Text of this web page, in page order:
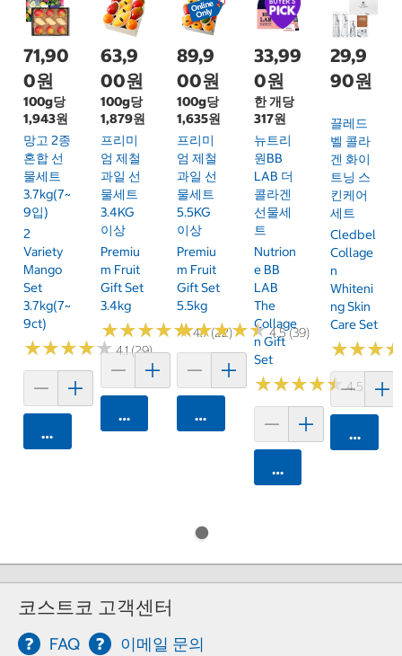
71,90
0원
100g당
1,943원
망고 2종
혼합 선
물세트
3.7kg(7~
9입)
2
Variety
Mango
Set
3.7kg(7~
9ct)
★★★★★
★★★★★4.1 (29)
카트에 담기
63,9
00원
100g당
1,879원
프리미
엄 제철
과일 선
물세트
3.4KG
이상
Premiu
M Fruit
Gift Set
3.4kg
★★★★★
★★★★★4.7 (22)
카트에 담기
89,9
00원
100g당
1,635원
프리미
엄 제철
과일 선
물세트
5.5KG
이상
Premiu
M Fruit
Gift Set
5.5kg
★★★★★
★★★★★4.5 (39)
카트에 담기
33,99
0원
한 개당
317원
뉴트리
원BB
LAB 더
콜라겐
선물세
트
Nutrion
E BB
LAB
The
Collage
N Gift
Set
★★★★★
★★★★★4.5 (96)
카트에 담기
29,9
90원
끌레드
벨 콜라
겐 화이
트닝 스
킨케어
세트
Cledbel
Collage
N
Whiteni
Ng Skin
Care Set
★★★
★★★
카트에
코스트코 고객센터
FAQ 이메일 문의